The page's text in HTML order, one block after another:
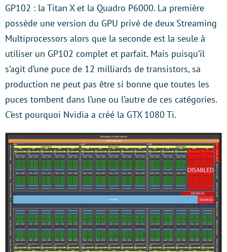
GP102 : la Titan X et la Quadro P6000. La première
possède une version du GPU privé de deux Streaming
Multiprocessors alors que la seconde est la seule à
utiliser un GP102 complet et parfait. Mais puisqu’il
s’agit d’une puce de 12 milliards de transistors, sa
production ne peut pas être si bonne que toutes les
puces tombent dans l’une ou l’autre de ces catégories.
C’est pourquoi Nvidia a créé la GTX 1080 Ti.